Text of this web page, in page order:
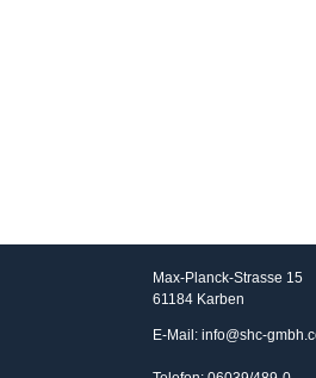
Max-Planck-Strasse 15
61184 Karben
E-Mail: info@shc-